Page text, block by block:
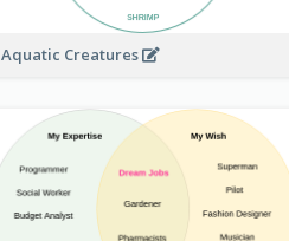
Aquatic Creatures